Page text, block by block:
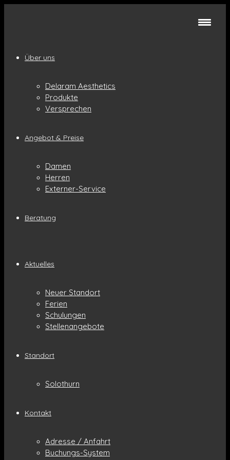
Über uns
Delaram Aesthetics
Produkte
Versprechen
Angebot & Preise
Damen
Herren
Externer-Service
Beratung
Aktuelles
Neuer Standort
Ferien
Schulungen
Stellenangebote
Standort
Solothurn
Kontakt
Adresse / Anfahrt
Buchungs-System